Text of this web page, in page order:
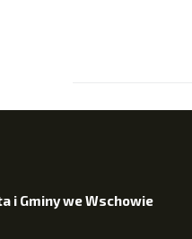
i Gminy we Wschowie